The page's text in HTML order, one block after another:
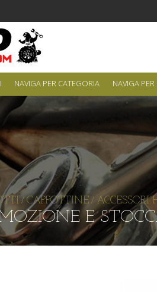
NAVIGA PER CATEGORIA NAVIGA
/CAPPOTTINE / ACCESSORI
E